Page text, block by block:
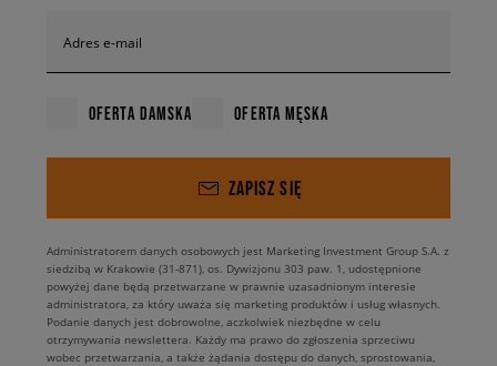
Adres e-mail
OFERTA DAMSKA OFERTA MĘSKA
ZAPISZ SIĘ
Administratorem danych osobowych jest Marketing Investment Group S.A. z
siedzibą w Krakowie (31-871), os. Dywizjonu 303 paw. 1, udostępnione
powyżej dane będą przetwarzane w prawnie uzasadnionym interesie
administratora, za który uważa się marketing produktów i usług własnych.
Podanie danych jest dobrowolne, aczkolwiek niezbędne w celu
otrzymywania newslettera. Każdy ma prawo do zgłoszenia sprzeciwu
wobec przetwarzania, a także żądania dostępu do danych, sprostowania,